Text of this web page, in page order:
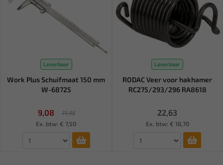
Leverbaar
Work Plus Schuifmaat 150 mm
W-68725
9,08
11,95
Ex. btw: € 7,50
Leverbaar
RODAC Veer voor hakhamer
RC275/293/296 RA8618
22,63
Ex. btw: € 18,70